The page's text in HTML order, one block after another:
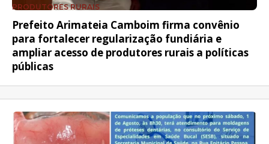
PRODUTORES RURAIS
Prefeito Arimateia Camboim firma convênio
para fortalecer regularização fundiária e
ampliar acesso de produtores rurais a políticas
públicas